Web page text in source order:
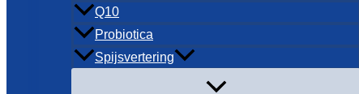
Q10
Probiotica
Spijsvertering